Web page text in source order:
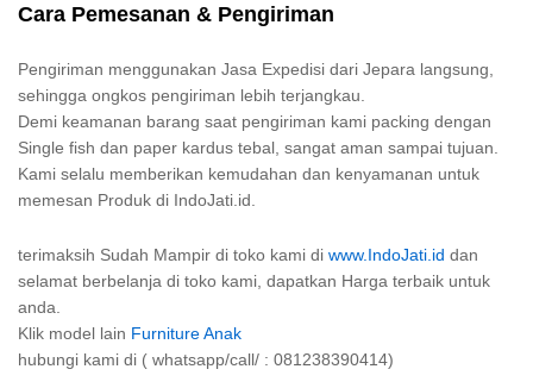
Cara Pemesanan & Pengiriman
Pengiriman menggunakan Jasa Expedisi dari Jepara langsung,
sehingga ongkos pengiriman lebih terjangkau.
Demi keamanan barang saat pengiriman kami packing dengan
Single fish dan paper kardus tebal, sangat aman sampai tujuan.
Kami selalu memberikan kemudahan dan kenyamanan untuk
memesan Produk di IndoJati.id.
terimaksih Sudah Mampir di toko kami di www.IndoJati.id dan
selamat berbelanja di toko kami, dapatkan Harga terbaik untuk
anda.
Klik model lain Furniture Anak
hubungi kami di ( whatsapp/call/ : 081238390414)